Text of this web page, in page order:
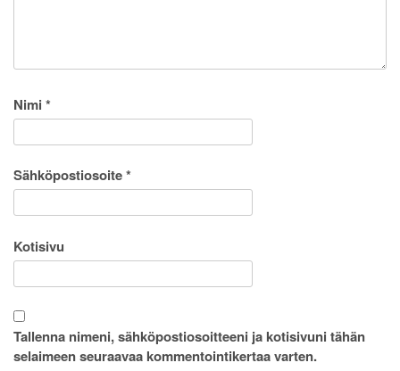
Nimi *
Sähköpostiosoite*
Kotisivu
Tallenna nimeni, sähköpostiosoitteeni ja kotisivuni tähän
selaimeen seuraavaa kommentointikertaa varten.